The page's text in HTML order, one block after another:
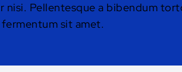
nisi. Pellentesque a bibendum
sit amet.